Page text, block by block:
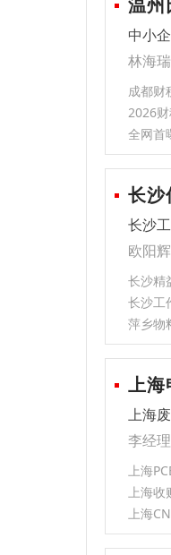
温州
中小
林海瑞
成都财
2026
全网首
长沙
长沙
欧阳辉
长沙精
长沙工
萍乡物
上海
上海
李经理
上海
上海收
上海